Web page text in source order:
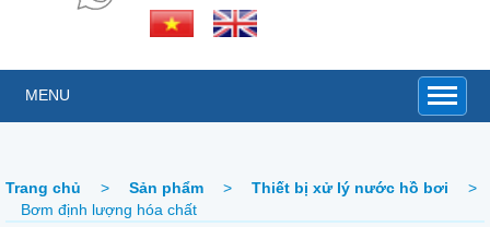
MENU
Trang chủ > Sản phẩm > Thiết bị xử lý nước hồ bơi
>
Bơm định lượng hóa chất